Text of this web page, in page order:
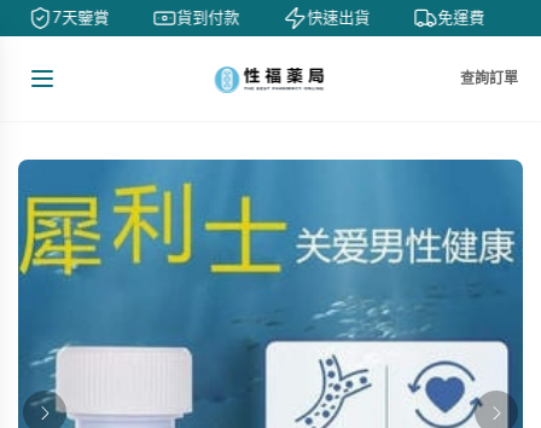
7天鑒賞 貨到付款 快速出貨 免運費
查詢訂單